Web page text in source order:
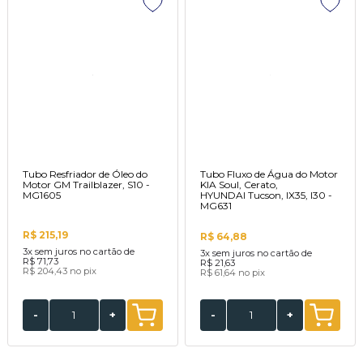
Tubo Resfriador de Óleo do
Motor GM Trailblazer, S10 -
MG1605
R$ 215,19
3x sem juros no cartão de
R$ 71,73
R$ 204,43 no pix
- +
Tubo Fluxo de Água do Motor
KIA Soul, Cerato,
HYUNDAI Tucson, IX35, I30 -
MG631
R$ 64,88
3x sem juros no cartão de
R$ 21,63
R$ 61,64 no pix
- +